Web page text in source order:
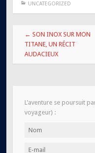
UNCATEGORIZED
Navigation
des
articles
← SON INOX SUR MON
TITANE, UN RÉCIT
AUDACIEUX
L’aventure se poursuit
voyageur) :